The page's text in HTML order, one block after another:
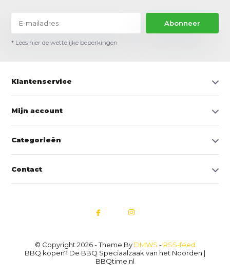
Abonneer
* Lees hier de wettelijke beperkingen
Klantenservice
Mijn account
Categorieën
Contact
© Copyright 2026 - Theme By DMWS - RSS-feed
BBQ kopen? De BBQ Speciaalzaak van het Noorden |
BBQtime.nl